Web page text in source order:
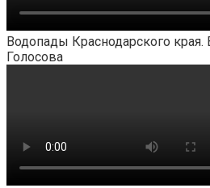
Водопады Краснодарского
Голосова